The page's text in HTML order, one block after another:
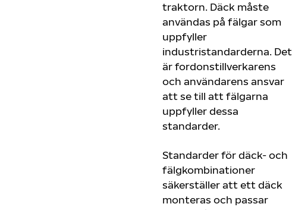
traktorn. Däck måste
användas på fälgar som
uppfyller
industristandarderna. Det
är fordonstillverkarens
och användarens ansvar
att se till att fälgarna
uppfyller dessa
standarder.
Standarder för däck- och
fälgkombinationer
säkerställer att ett däck
monteras och passar